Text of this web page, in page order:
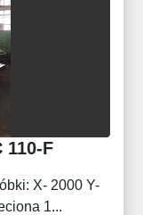
110-F
X- 2000 Y-
1...